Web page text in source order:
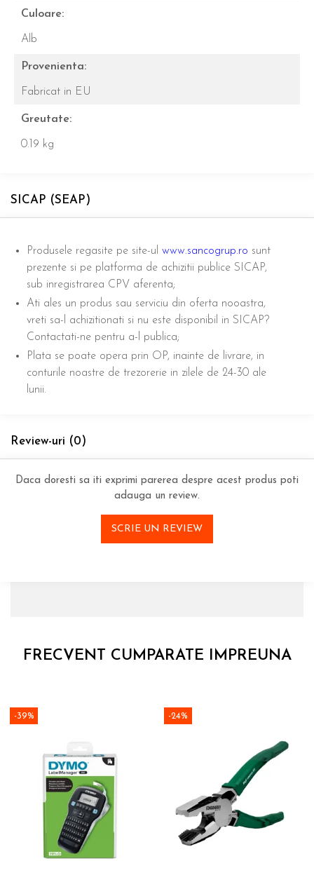
Culoare:
Alb
Provenienta:
Fabricat in EU
Greutate:
0.19 kg
SICAP (SEAP)
Produsele regasite pe site-ul www.sancogrup.ro sunt
prezente si pe platforma de achizitii publice SICAP,
sub inregistrarea CPV aferenta;
Ati ales un produs sau serviciu din oferta nooastra,
vreti sa-l achizitionati si nu este disponibil in SICAP?
Contactati-ne pentru a-l publica;
Plata se poate opera prin OP, inainte de livrare, in
conturile noastre de trezorerie in zilele de 24-30 ale
lunii.
Review-uri (0)
Daca doresti sa iti exprimi parerea despre acest produs poti
adauga un review.
SCRIE UN REVIEW
FRECVENT CUMPARATE IMPREUNA
-39% -24%